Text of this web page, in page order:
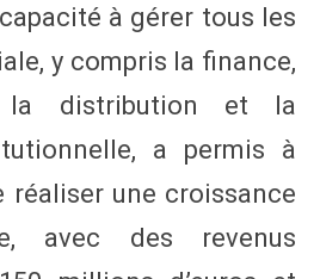
à gérer tous les
y compris la finance,
la distribution et la
a permis à
réaliser une croissance
avec des revenus